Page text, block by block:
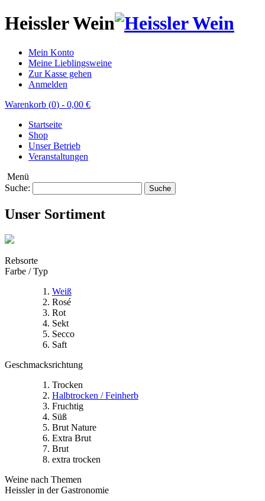
Heissler Wein
Mein Konto
Meine Lieblingsweine
Zur Kasse gehen
Anmelden
Warenkorb (0) - 0,00 €
Startseite
Shop
Unser Betrieb
Veranstaltungen
Menü
Suche:
Suche
Unser Sortiment
Rebsorte
Farbe / Typ
Weiß
Rosé
Rot
Sekt
Secco
Saft
Geschmacksrichtung
Trocken
Halbtrocken / Feinherb
Fruchtig
Süß
Brut Nature
Extra Brut
Brut
extra trocken
Weine nach Themen
Heissler in der Gastronomie